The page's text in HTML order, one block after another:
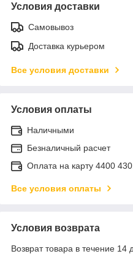
Условия доставки
Самовывоз
Доставка курьером
Все условия доставки
Условия оплаты
Наличными
Безналичный расчет
Оплата на карту 4400
Все условия оплаты
Условия возврата
Возврат товара в течение 14